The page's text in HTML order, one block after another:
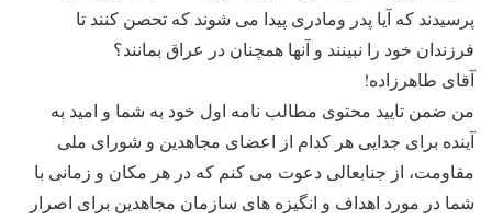
پرسیدند که آیا پدر ومادری پیدا می شوند که تحصن کنند تا
فرزندان خود را نبینند و آنها همچنان در عراق بمانند؟
آقای طاهرزاده!
من ضمن تایید محتوی مطالب نامه اول خود به شما و امید به
آینده برای جدایی هر کدام از اعضای مجاهدین و شورای ملی
مقاومت، از جنابعالی دعوت می کنم که در هر مکان و زمانی با
شما در مورد اهداف و انگیزه های سازمان مجاهدین برای اصرار